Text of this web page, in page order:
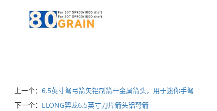
上一个： 6.5英寸弩弓箭矢铝制箭杆金属箭头，用于迷你手弩
下一个： ELONG羿龙6.5英寸刀片箭头铝弩箭